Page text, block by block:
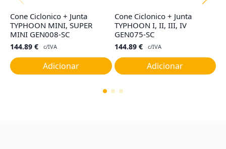
Cone Ciclonico + Junta
TYPHOON MINI, SUPER
MINI GEN008-SC
144.89 € c/IVA
Adicionar
Cone Ciclonico + Junta
TYPHOON I, II, III, IV
GEN075-SC
144.89 € c/IVA
Adicionar